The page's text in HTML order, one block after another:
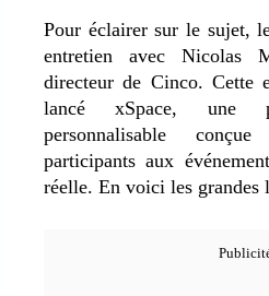
Pour éclairer sur le sujet,
entretien avec Nicolas
directeur de Cinco. Cette
lancé xSpace, une
personnalisable
participants aux
réelle. En voici les grandes